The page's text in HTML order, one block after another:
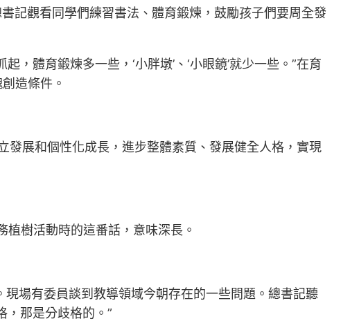
記觀看同學們練習書法、體育鍛煉，鼓勵孩子們要周全發
體育鍛煉多一些，‘小胖墩’、‘小眼鏡’就少一些。”在育
造條件。
發展和個性化成長，進步整體素質、發展健全人格，實現
樹活動時的這番話，意味深長。
場有委員談到教導領域今朝存在的一些問題。總書記聽
，那是分歧格的。”